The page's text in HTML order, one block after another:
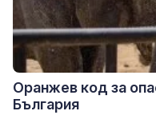
Оранжев код за
България